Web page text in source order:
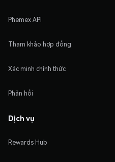
Phemex API
Tham khảo hợp đồng
Xác minh chính thức
Phản hồi
Dịch vụ
Rewards Hub